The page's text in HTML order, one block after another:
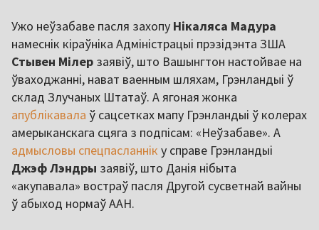
Ужо неўзабаве пасля захопу Нікаляса Мадура
намеснік кіраўніка Адміністрацыі прэзідэнта ЗША
Стывен Мілер заявіў, што Вашынгтон настойвае на
ўваходжанні, нават ваенным шляхам, Грэнландыі ў
склад Злучаных Штатаў. А ягоная жонка
апублікавала ў сацсетках мапу Грэнландыі ў колерах
амерыканскага сцяга з подпісам: «Неўзабаве». А
адмысловы спецпасланнік у справе Грэнландыі
Джэф Лэндры заявіў, што Данія нібыта
«акупавала» востраў пасля Другой сусветнай вайны
ў абыход нормаў ААН.